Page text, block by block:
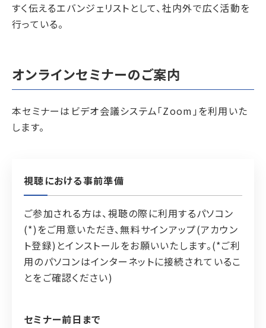
すく伝えるエバンジェリストとして、社内外で広く活動を
行っている。
オンラインセミナーのご案内
本セミナーはビデオ会議システム「Zoom」を利用いた
します。
視聴における事前準備
ご参加される方は、視聴の際に利用するパソコン
(*)をご用意いただき、無料サインアップ(アカウン
ト登録)とインストールをお願いいたします。(*ご利
用のパソコンはインターネットに接続されているこ
とをご確認ください)
セミナー前日まで